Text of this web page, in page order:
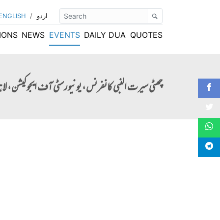
/ اردو
NEWS EVENTS DAILY DUA QUOTES
چھٹی سیرت النبی کانفرنس، یونیورسٹی آف ایجوکیشن،